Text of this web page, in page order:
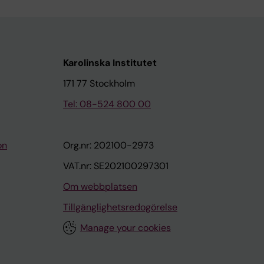
Karolinska Institutet
171 77 Stockholm
Tel: 08-524 800 00
Org.nr: 202100-2973
VAT.nr: SE202100297301
Om webbplatsen
Tillgänglighetsredogörelse
Manage your cookies